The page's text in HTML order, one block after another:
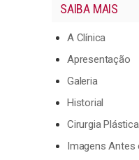
SAIBA MAIS
A Clínica
Apresentação
Galeria
Historial
Cirurgia Plástica
Imagens Antes